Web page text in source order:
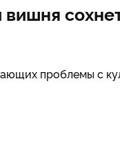
проблемы с